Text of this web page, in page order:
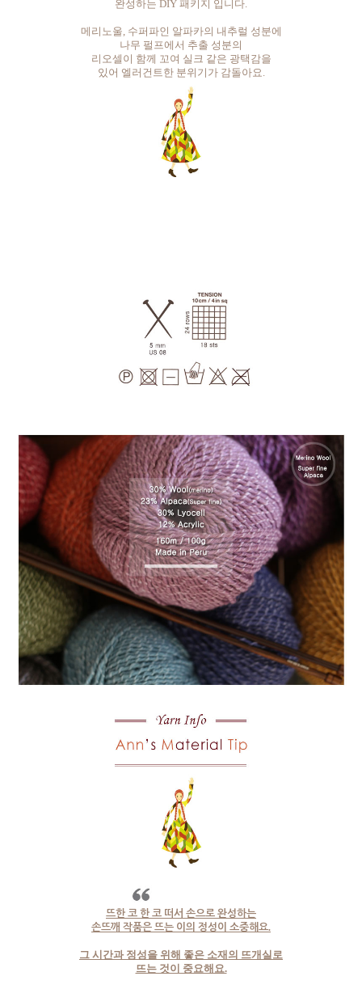
완성하는 DIY 패키지 입니다.
메리노울, 수퍼파인 알파카의 내추럴 성분에
나무 펄프에서 추출 성분의
리오셀이 함께 꼬여 실크 같은 광택감을
있어 엘러건트한 분위기가 감돌아요.
뜨한 코 한 코 떠서 손으로 완성하는
손뜨깨 작품은 뜨는 이의 정성이 소중해요.
그 시간과 정성을 위해 좋은 소재의 뜨개실로
뜨는 것이 중요해요.